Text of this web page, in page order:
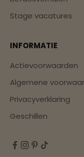
Stage vacatures
INFORMATIE
Actievoorwaarden
Algemene
Privacyverklaring
Geschillen